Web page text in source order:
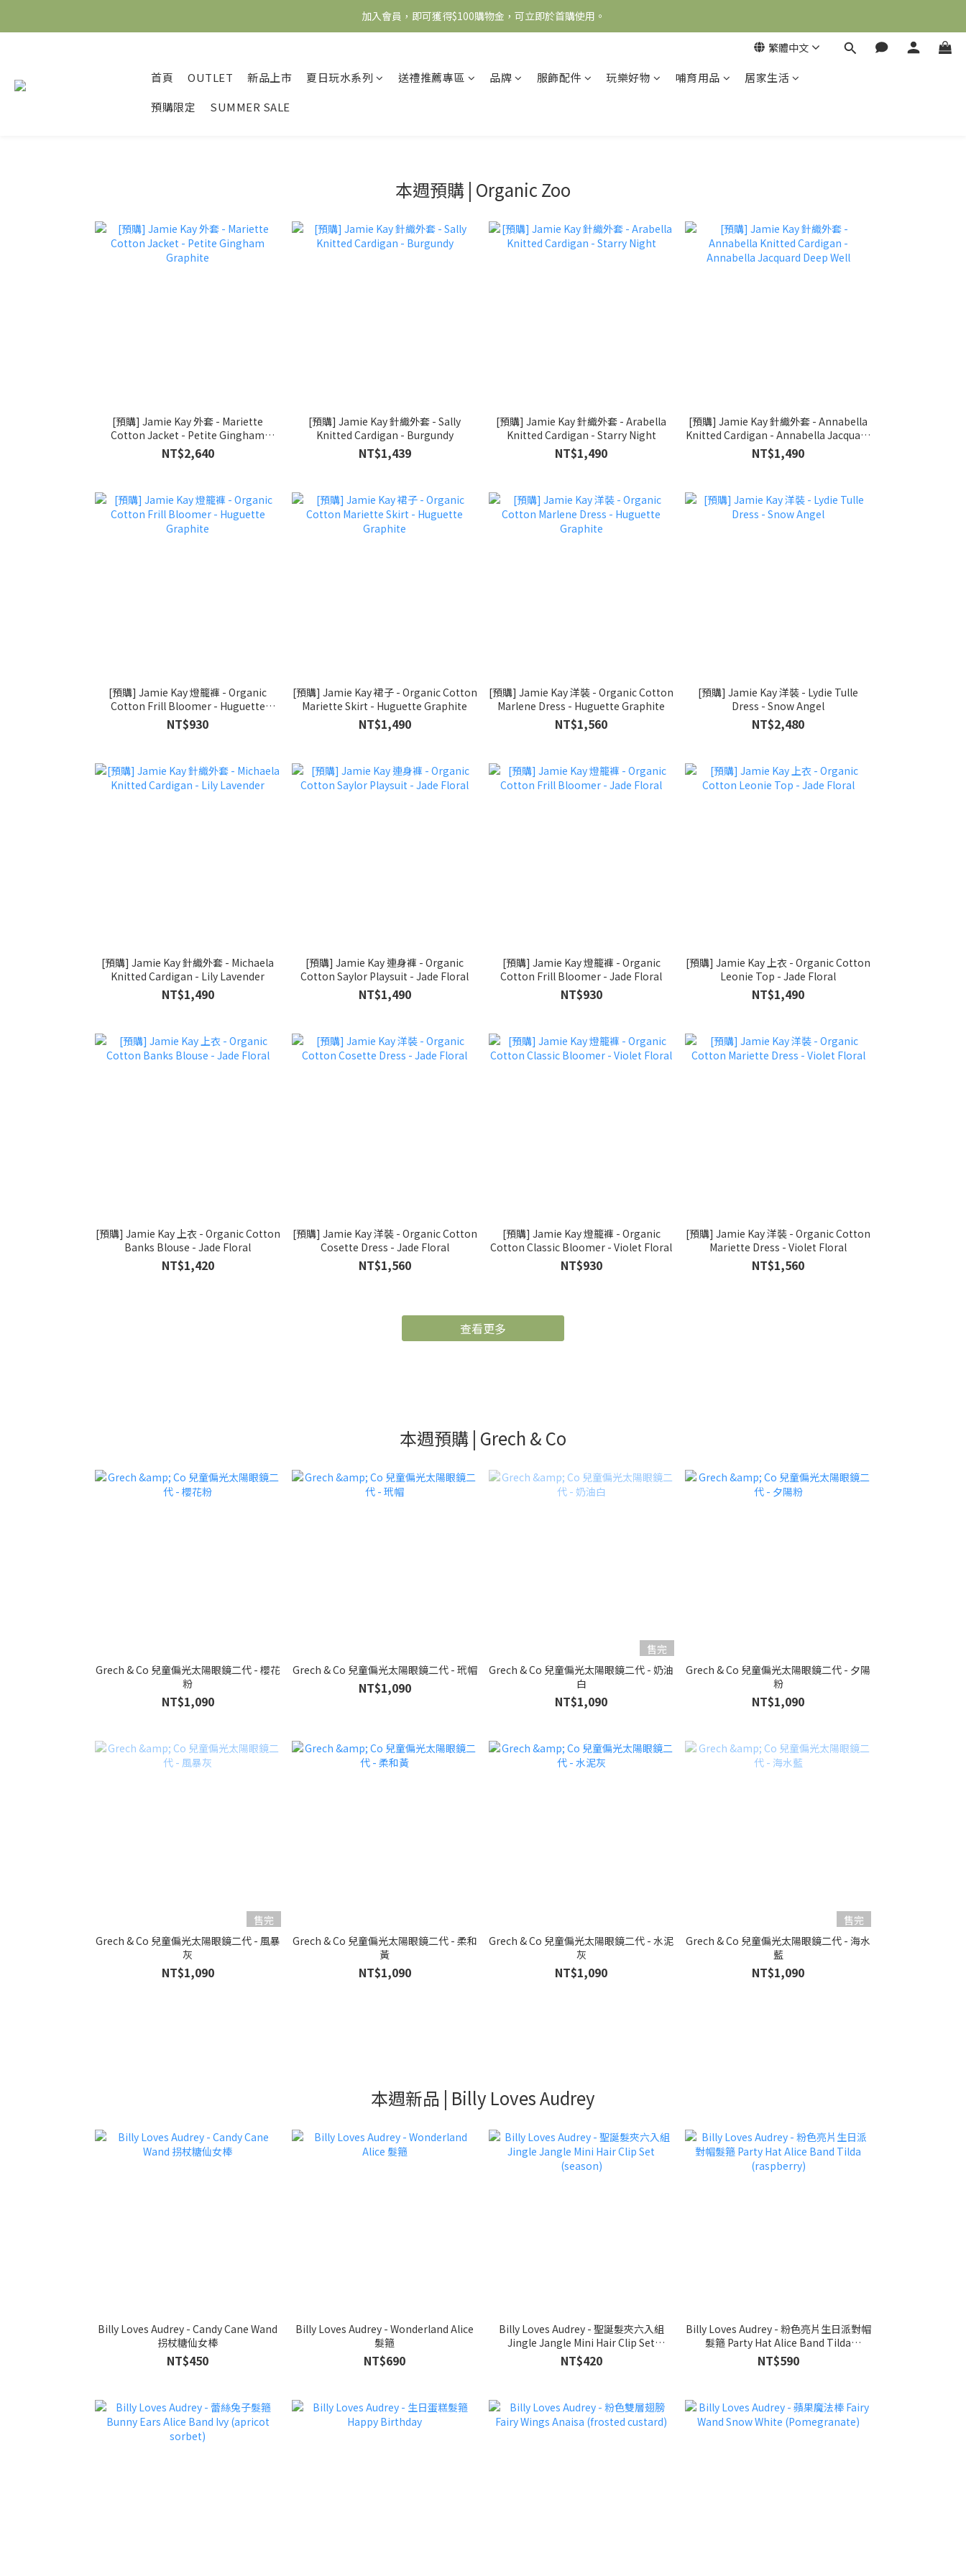
全館滿2000免運
加入會員，即可獲得$100購物金，可立即於首購使用。
全館滿2000免運
繁體中文
首頁 OUTLET 新品上市 夏日玩水系列 送禮推薦專區 品牌 服飾配件 玩樂好物 哺育用品
居家生活
預購限定
SUMMER SALE
本週預購 | Organic Zoo
[預購] Jamie Kay 外套 - Mariette
Cotton Jacket - Petite Gingham
Graphite
NT$2,640
[預購] Jamie Kay 針織外套 - Sally
Knitted Cardigan - Burgundy
NT$1,439
[預購] Jamie Kay 針織外套 - Arabella
Knitted Cardigan - Starry Night
NT$1,490
[預購] Jamie Kay 針織外套 - Annabella
Knitted Cardigan - Annabella Jacquard
Deep Well
NT$1,490
[預購] Jamie Kay 燈籠褲 - Organic
Cotton Frill Bloomer - Huguette
Graphite
NT$930
[預購] Jamie Kay 裙子 - Organic Cotton
Mariette Skirt - Huguette Graphite
NT$1,490
[預購] Jamie Kay 洋裝 - Organic Cotton
Marlene Dress - Huguette Graphite
NT$1,560
[預購] Jamie Kay 洋裝 - Lydie Tulle
Dress - Snow Angel
NT$2,480
[預購] Jamie Kay 針織外套 - Michaela
Knitted Cardigan - Lily Lavender
NT$1,490
[預購] Jamie Kay 連身褲 - Organic
Cotton Saylor Playsuit - Jade Floral
NT$1,490
[預購] Jamie Kay 燈籠褲 - Organic
Cotton Frill Bloomer - Jade Floral
NT$930
[預購] Jamie Kay 上衣 - Organic Cotton
Leonie Top - Jade Floral
NT$1,490
[預購] Jamie Kay 上衣 - Organic Cotton
Banks Blouse - Jade Floral
NT$1,420
[預購] Jamie Kay 洋裝 - Organic Cotton
Cosette Dress - Jade Floral
NT$1,560
[預購] Jamie Kay 燈籠褲 - Organic
Cotton Classic Bloomer - Violet Floral
NT$930
[預購] Jamie Kay 洋裝 - Organic Cotton
Mariette Dress - Violet Floral
NT$1,560
查看更多
本週預購 | Grech & Co
Grech & Co 兒童偏光太陽眼鏡二代 - 櫻花
粉
NT$1,090
Grech & Co 兒童偏光太陽眼鏡二代 - 玳帽
NT$1,090
售完
Grech & Co 兒童偏光太陽眼鏡二代 - 奶油
白
NT$1,090
Grech & Co 兒童偏光太陽眼鏡二代 - 夕陽
粉
NT$1,090
售完
Grech & Co 兒童偏光太陽眼鏡二代 - 風暴
灰
NT$1,090
Grech & Co 兒童偏光太陽眼鏡二代 - 柔和
黃
NT$1,090
Grech & Co 兒童偏光太陽眼鏡二代 - 水泥
灰
NT$1,090
售完
Grech & Co 兒童偏光太陽眼鏡二代 - 海水
藍
NT$1,090
本週新品 | Billy Loves Audrey
Billy Loves Audrey - Candy Cane Wand
拐杖糖仙女棒
NT$450
Billy Loves Audrey - Wonderland Alice
髮箍
NT$690
Billy Loves Audrey - 聖誕髮夾六入組
Jingle Jangle Mini Hair Clip Set
(season)
NT$420
Billy Loves Audrey - 粉色亮片生日派對帽
髮箍 Party Hat Alice Band Tilda
(raspberry)
NT$590